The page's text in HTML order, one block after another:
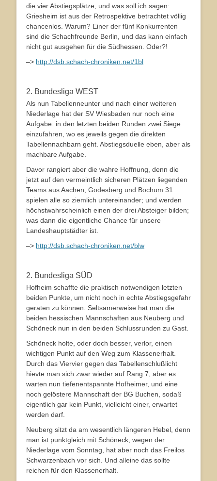
die vier Abstiegsplätze, und was soll ich sagen:
Griesheim ist aus der Retrospektive betrachtet völlig
chancenlos. Warum? Einer der fünf Konkurrenten
sind die Schachfreunde Berlin, und das kann einfach
nicht gut ausgehen für die Südhessen. Oder?!
–> http://dsb.schach-chroniken.net/1bl
2. Bundesliga WEST
Als nun Tabellenneunter und nach einer weiteren
Niederlage hat der SV Wiesbaden nur noch eine
Aufgabe: in den letzten beiden Runden zwei Siege
einzufahren, wo es jeweils gegen die direkten
Tabellennachbarn geht. Abstiegsduelle eben, aber als
machbare Aufgabe.
Davor rangiert aber die wahre Hoffnung, denn die
jetzt auf den vermeintlich sicheren Plätzen liegenden
Teams aus Aachen, Godesberg und Bochum 31
spielen alle so ziemlich untereinander; und werden
höchstwahrscheinlich einen der drei Absteiger bilden;
was dann die eigentliche Chance für unsere
Landeshauptstädter ist.
–> http://dsb.schach-chroniken.net/blw
2. Bundesliga SÜD
Hofheim schaffte die praktisch notwendigen letzten
beiden Punkte, um nicht noch in echte Abstiegsgefahr
geraten zu können. Seltsamerweise hat man die
beiden hessischen Mannschaften aus Neuberg und
Schöneck nun in den beiden Schlussrunden zu Gast.
Schöneck holte, oder doch besser, verlor, einen
wichtigen Punkt auf den Weg zum Klassenerhalt.
Durch das Viervier gegen das Tabellenschlußlicht
hievte man sich zwar wieder auf Rang 7, aber es
warten nun tiefenentspannte Hofheimer, und eine
noch gelöstere Mannschaft der BG Buchen, sodaß
eigentlich gar kein Punkt, vielleicht einer, erwartet
werden darf.
Neuberg sitzt da am wesentlich längeren Hebel, denn
man ist punktgleich mit Schöneck, wegen der
Niederlage vom Sonntag, hat aber noch das Freilos
Schwarzenbach vor sich. Und alleine das sollte
reichen für den Klassenerhalt.